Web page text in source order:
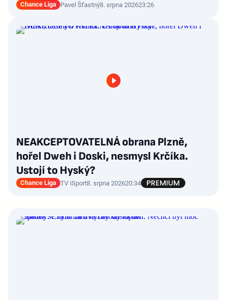
Chance Liga Pavel Šťastný8. srpna 202623:26
NEAKCEPTOVATELNÁ obrana Plzně,
hořel Dweh i Doski, nesmysl Krčíka.
Ustojí to Hyský?
Chance Liga TV iSport8. srpna 202620:34